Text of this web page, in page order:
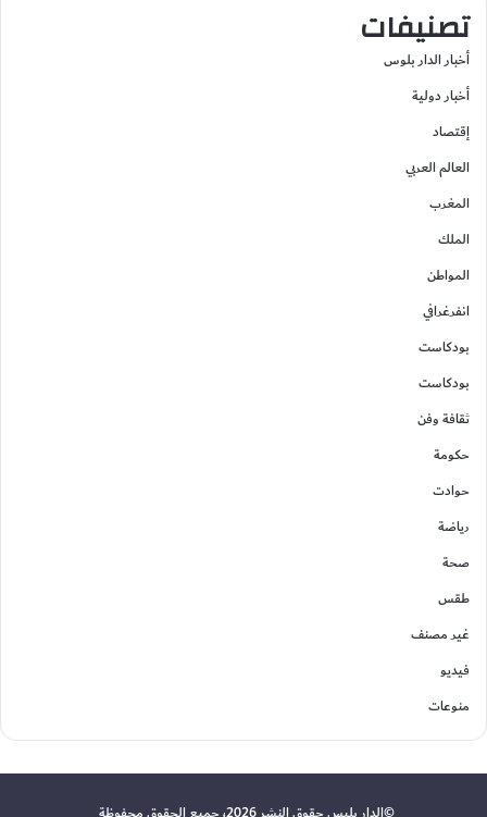
تصنيفات
أخبار الدار بلوس
أخبار دولية
إقتصاد
العالم العربي
المغرب
الملك
المواطن
انفرغرافي
بودكاست
بودكاست
ثقافة وفن
حكومة
حوادت
رياضة
صحة
طقس
غير مصنف
فيديو
منوعات